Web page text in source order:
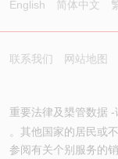
English 简体中文
联系我们 网站地图
重要法律及槼管数据 -
。其他国家的居民或
参阅有关个别服务的